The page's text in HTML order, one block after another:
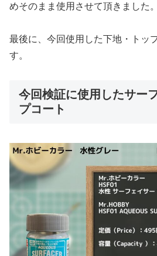
めそのまま使用させて頂きました。
最後に、今回使用した下地・トッ
す。
今回検証に使用したサー
プコート